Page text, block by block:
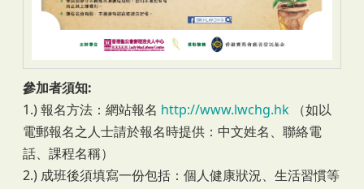
參加者須知:
1.) 報名方法：網站報名 http://www.lwchg.hk（如以
電郵報名之人士請於報名時提供：中文姓名、聯絡電
話、課程名稱）
2.) 成班後須填寫一份包括：個人健康狀況、生活習慣等